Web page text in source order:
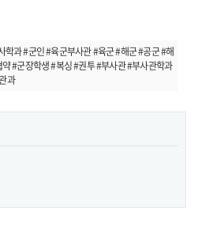
과 #군인 #육군부사관 #육군 #해군 #공군 #해
#군장학생 #복싱 #권투 #부사관 #부사관학과
과